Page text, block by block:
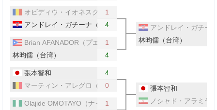
オビディウ・イオネスク（ルーマニア）
1
アンドレイ・ガチーナ（クロアチア）
4
Brian AFANADOR（プエルトリコ）
1
林昀儒（台湾）
4
張本智和
4
マーティン・アレグロ（ベルギー）
0
Olajide OMOTAYO（ナイジェリア）
1
アンドレイ・ガチー
林昀儒（台湾）
張本智和
ノシャド・アラミヤ